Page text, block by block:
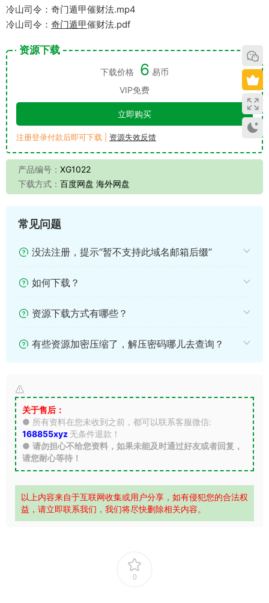
冷山司令：奇门遁甲催财法.mp4
冷山司令： 奇门遁甲催财法.pdf
资源下载
下载价格 6 易币
VIP免费
立即购买
注册登录付款后即可下载 | 资源失效反馈
产品编号： XG1022
下载方式： 百度网盘 海外网盘
常见问题
没法注册，提示“暂不支持此域名邮箱后缀”
如何下载？
资源下载方式有哪些？
有些资源加密压缩了，解压密码哪儿去查询？
关于售后：
● 所有资料在您未收到之前，都可以联系客服微信:
168855xyz 无条件退款！
● 请勿担心不给您资料，如果未能及时通过好友或者回复，
请您耐心等待！
以上内容来自于互联网收集或用户分享，如有侵犯您的合法权
益，请立即联系我们，我们将尽快删除相关内容。
0